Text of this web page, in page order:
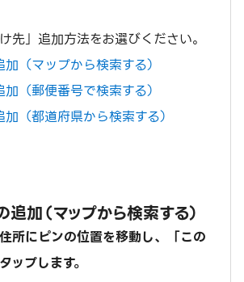
先」追加方法をお選びください。
（マップから検索する）
（郵便番号で検索する）
（都道府県から検索する）
加（マップから検索する）
所にピンの位置を移動し、「この
ップします。